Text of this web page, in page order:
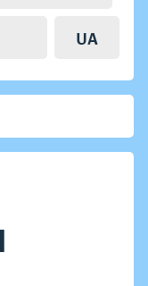
UA